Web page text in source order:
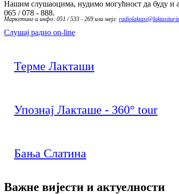
Нашим слушаоцима, нудимо могућност да буду и
065 / 078 - 888.
Маркетинг и инфо: 051 / 533 - 269 или мејл:
Слушај радио on-line
Терме Лакташи
Упознај Лакташе - 360° tour
Бања Слатина
Важне вијести и актуелности